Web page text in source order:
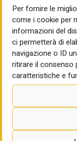
Per fornire le
come i cookie per
informazioni del
ci permetterà di
navigazione o ID
ritirare il consenso
caratteristiche e
Ma a parte alcuni
limitano a
settori di cui sopra
priorità e le
tutti i
L’altra faccia
finanziari con cui
sono stati creati